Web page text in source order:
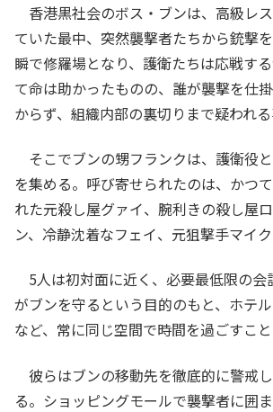
香港黒社会のボス・ブンは、高級レ
ていた最中、突然襲撃者たちから銃撃
瞬で修羅場となり、護衛たちは応戦す
て命は助かったものの、誰が襲撃を仕
からず、組織内部の裏切りまで疑われる
そこでブンの甥フランクは、護衛役
を集める。呼び寄せられたのは、かつ
れた元殺し屋グァイ、腕利きの殺し屋
ン、冷静沈着なフェイ、元狙撃手マイク
5人は初対面に近く、必要最低限の会
がブンを守るという目的のもと、ホテ
など、常に同じ空間で時間を過ごすこと
彼らはブンの移動先を徹底的に警戒
る。ショッピングモールで襲撃者に囲